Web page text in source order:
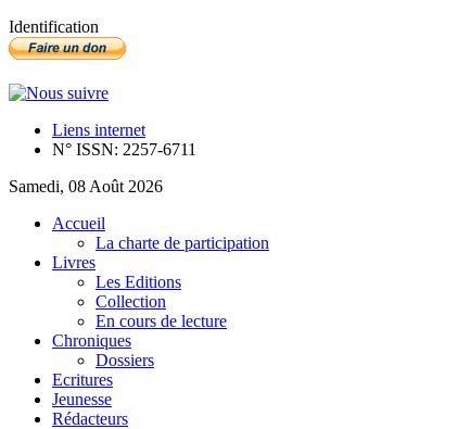
Identification
Liens internet
N° ISSN: 2257-6711
Samedi, 08 Août 2026
Accueil
La charte de participation
Livres
Les Editions
Collection
En cours de lecture
Chroniques
Dossiers
Ecritures
Jeunesse
Rédacteurs